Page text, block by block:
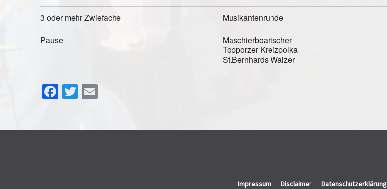
3 oder mehr Zwiefache
Musikantenrunde
Pause
Maschierboarischer
Topporzer Kreizpolka
St.Bernhards Walzer
Facebook
Twitter
Impressum Disclaimer Datenschutzerklärung